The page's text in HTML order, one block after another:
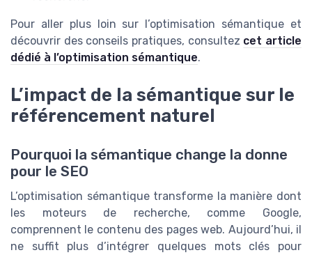
Pour aller plus loin sur l’optimisation sémantique et
découvrir des conseils pratiques, consultez cet article
dédié à l’optimisation sémantique.
L’impact de la sémantique sur le
référencement naturel
Pourquoi la sémantique change la donne
pour le SEO
L’optimisation sémantique transforme la manière dont
les moteurs de recherche, comme Google,
comprennent le contenu des pages web. Aujourd’hui, il
ne suffit plus d’intégrer quelques mots clés pour